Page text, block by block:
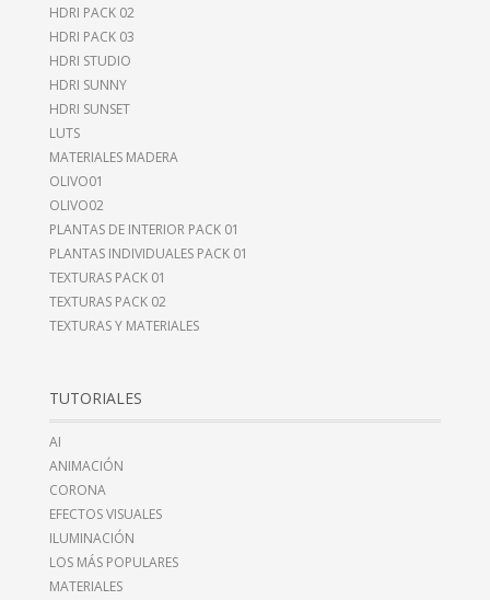
HDRI PACK 02
HDRI PACK 03
HDRI STUDIO
HDRI SUNNY
HDRI SUNSET
LUTS
MATERIALES MADERA
OLIVO01
OLIVO02
PLANTAS DE INTERIOR PACK 01
PLANTAS INDIVIDUALES PACK 01
TEXTURAS PACK 01
TEXTURAS PACK 02
TEXTURAS Y MATERIALES
TUTORIALES
AI
ANIMACIÓN
CORONA
EFECTOS VISUALES
ILUMINACIÓN
LOS MÁS POPULARES
MATERIALES